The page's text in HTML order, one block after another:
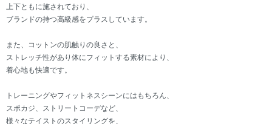
上下ともに施されており、
ブランドの持つ高級感をプラスしています。
また、コットンの肌触りの良さと、
ストレッチ性があり体にフィットする素材により、
着心地も快適です。
トレーニングやフィットネスシーンにはもちろん、
スポカジ、ストリートコーデなど、
様々なテイストのスタイリングを、